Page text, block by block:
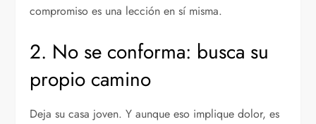
compromiso es una lección en sí misma.
2. No se conforma: busca su
propio camino
Deja su casa joven. Y aunque eso implique dolor, es